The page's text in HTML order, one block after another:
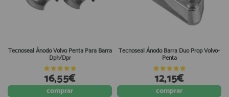
Tecnoseal Ánodo Volvo Penta Para Barra
Dph/Dpr
16,55€
comprar
Tecnoseal Ánodo Barra Duo Prop Volvo-
Penta
12,15€
comprar